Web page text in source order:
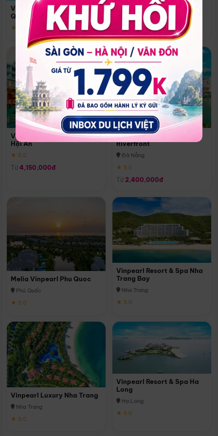
Vinpearl Resort & Spa Phu
Quoc
★ 5.0
Quoc
Phú Quốc
★ 5.0
Vinpearl Resort & Golf Nam
Hội An
★ 5.0
Từ 4,150,000đ
Melia Vinpearl Danang
Riverfront
Đà Nẵng
★ 5.0
Từ 2,400,000đ
Melia Vinpearl Phu Quoc
Phú Quốc
★ 5.0
Vinpearl Resort & Spa Nha
Trang Bay
Nha Trang
★ 5.0
Vinpearl Luxury Nha Trang
Nha Trang
★ 5.0
Vinpearl Resort & Spa Ha
Long
Hạ Long
★ 5.0